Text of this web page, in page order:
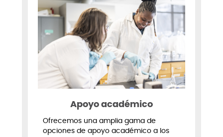
Apoyo académico
Ofrecemos una amplia gama de
opciones de apoyo académico a los